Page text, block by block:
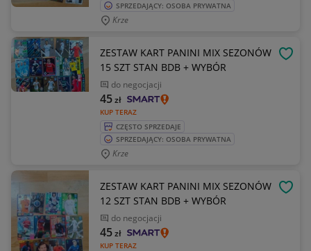
SPRZEDAJĄCY: OSOBA PRYWATNA
Krze
ZESTAW KART PANINI MIX SEZONÓW
15 SZT STAN BDB + WYBÓR
do negocjacji
KUP TERAZ
45zł
CZĘSTO SPRZEDAJE
SPRZEDAJĄCY: OSOBA PRYWATNA
Krze
ZESTAW KART PANINI MIX SEZONÓW
12 SZT STAN BDB + WYBÓR
do negocjacji
KUP TERAZ
45zł